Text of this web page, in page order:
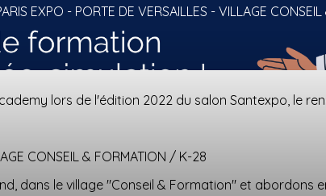
EXPO - PORTE DE VERSAILLES - VILLAGE
lors de l'édition 2022 du salon Santexpo, le
CONSEIL & FORMATION / K-28
dans le village "Conseil & Formation" et abordons